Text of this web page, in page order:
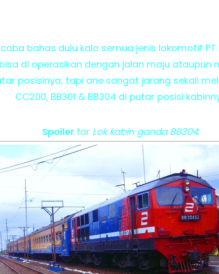
bahas dulu kalo semua jenis lokomotif
di operasikan dengan jalan maju ataupun
posisinya, tapi ane sangat jarang sekali
CC200, BB301 & BB304 di putar posisi
Spoiler for Lok kabin ganda BB304: